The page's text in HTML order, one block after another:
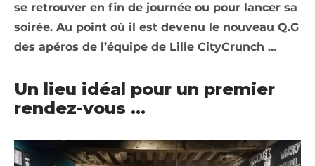
se retrouver en fin de journée ou pour lancer sa
soirée. Au point où il est devenu le nouveau Q.G
des apéros de l’équipe de Lille CityCrunch …
Un lieu idéal pour un premier
rendez-vous …